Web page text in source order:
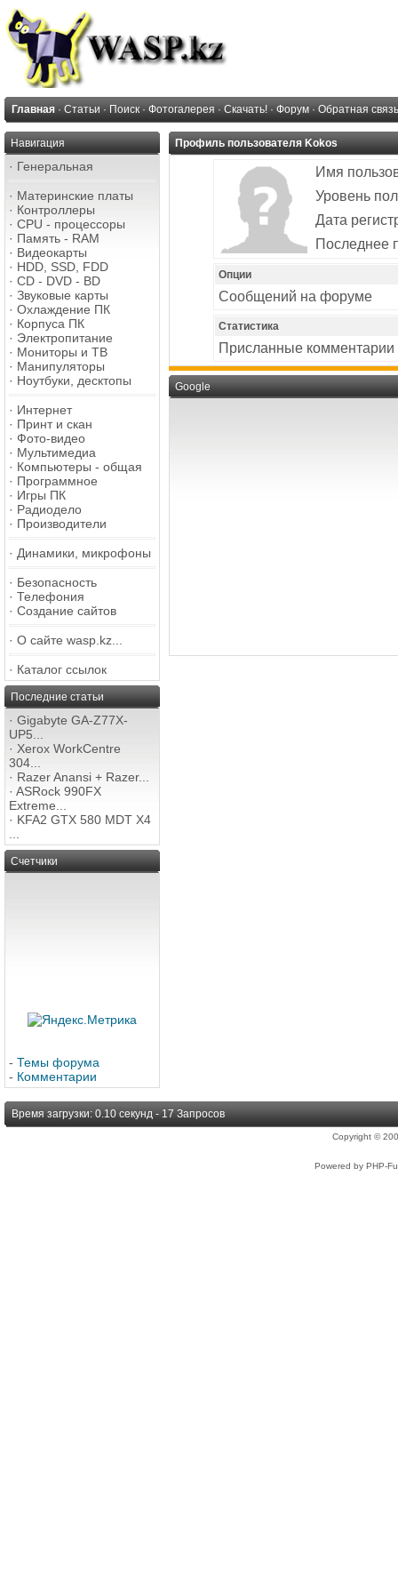
Главная · Статьи · Поиск · Фотогалерея · Скачать! · Форум · Обратная связь
Навигация
· Генеральная
· Материнские платы
· Контроллеры
· CPU - процессоры
· Память - RAM
· Видеокарты
· HDD, SSD, FDD
· CD - DVD - BD
· Звуковые карты
· Охлаждение ПК
· Корпуса ПК
· Электропитание
· Мониторы и ТВ
· Манипуляторы
· Ноутбуки, десктопы
· Интернет
· Принт и скан
· Фото-видео
· Мультимедиа
· Компьютеры - общая
· Программное
· Игры ПК
· Радиодело
· Производители
· Динамики, микрофоны
· Безопасность
· Телефония
· Создание сайтов
· О сайте wasp.kz...
· Каталог ссылок
Последние статьи
· Gigabyte GA-Z77X-
UP5...
· Xerox WorkCentre
304...
· Razer Anansi + Razer...
· ASRock 990FX
Extreme...
· KFA2 GTX 580 MDT X4
Счетчики
- Темы форума
- Комментарии
Профиль пользователя Kokos
Имя
Уровень
Дата
Последнее
Опции
Сообщений на форуме
Статистика
Присланные комментарии
Google
Время загрузки: 0.10 секунд - 17 Запросов
Copyright ©
Powered by PHP-